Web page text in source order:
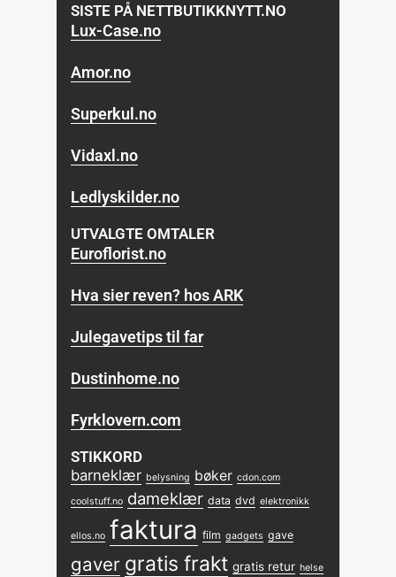
SISTE PÅ NETTBUTIKKNYTT.NO
Lux-Case.no
Amor.no
Superkul.no
Vidaxl.no
Ledlyskilder.no
UTVALGTE OMTALER
Euroflorist.no
Hva sier reven? hos ARK
Julegavetips til far
Dustinhome.no
Fyrklovern.com
STIKKORD
barneklær belysning bøker cdon.com
coolstuff.no dameklær data dvd elektronikk
ellos.no faktura film gadgets gave
gaver gratis frakt gratis retur helse